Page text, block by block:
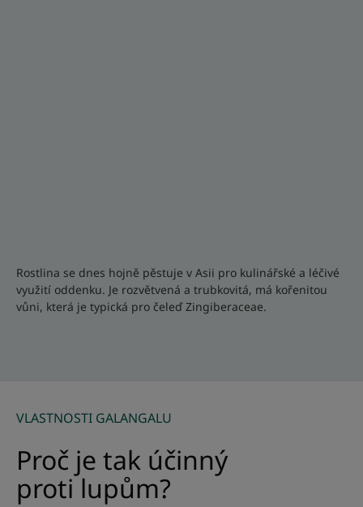
Rostlina se dnes hojně pěstuje v Asii pro kulinářské a léčivé
využití oddenku. Je rozvětvená a trubkovitá, má kořenitou
vůni, která je typická pro čeleď Zingiberaceae.
VLASTNOSTI GALANGALU
Proč je tak účinný
proti lupům?